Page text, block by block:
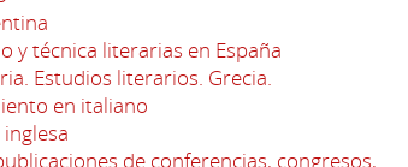
y técnica literarias en España
Estudios literarios. Grecia.
en italiano
de conferencias, congresos,